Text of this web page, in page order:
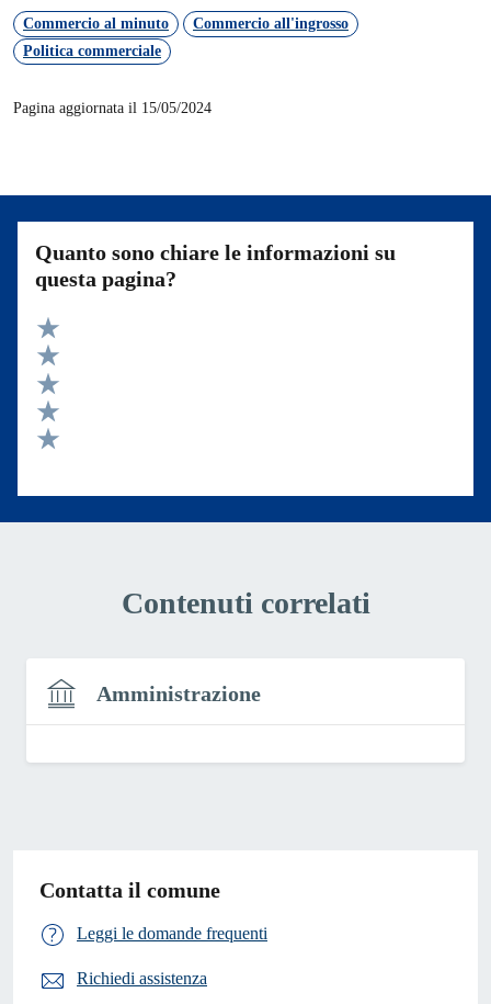
Commercio al minuto
Commercio all'ingrosso
Politica commerciale
Pagina aggiornata il 15/05/2024
Quanto sono chiare le informazioni su
questa pagina?
Valuta 5 stelle su 5
Valuta 4 stelle su 5
Valuta 3 stelle su 5
Valuta 2 stelle su 5
Contenuti correlati
Amministrazione
Contatta il comune
Leggi le domande frequenti
Richiedi assistenza